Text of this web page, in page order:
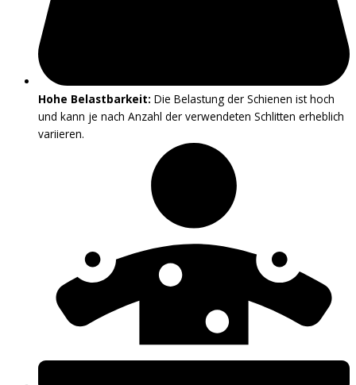
Hohe Belastbarkeit: Die Belastung der Schienen ist hoch
und kann je nach Anzahl der verwendeten Schlitten erheblich
variieren.